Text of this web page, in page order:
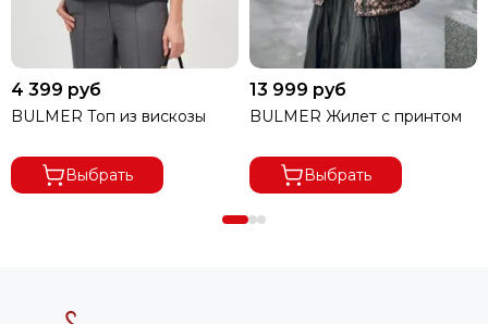
4 399 руб
BULMER Топ из вискозы
Выбрать
13 999 руб
BULMER Жилет с принтом
Выбрать